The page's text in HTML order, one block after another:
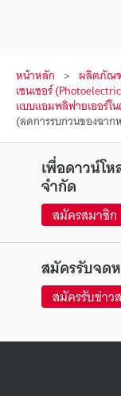
หน้าหลัก ผลิตภัณ
เซนเซอร์
แบบแอมพลิฟายเออร์ใ
(ลดการรบกวนของฉาก
เพื่อดาวน์โห
จำกัด
สมัครสมาชิก
สมัครรับจด
สมัครรับข่าว